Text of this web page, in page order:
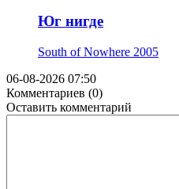
Юг нигде
South of Nowhere 2005
06-08-2026 07:50
Комментариев (0)
Оставить комментарий